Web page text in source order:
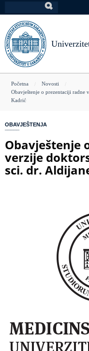
na
glavni
sadržaj
You
are
Početna
Novosti
Obavještenje o prezentaciji radne
Kadrić
OBAVJEŠTENJA
Obavještenje
verzije
sci. dr.